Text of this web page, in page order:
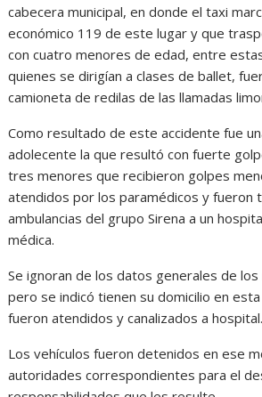
cabecera municipal, en donde el taxi
económico 119 de este lugar y que
con cuatro menores de edad, entre
quienes se dirigían a clases de ballet,
camioneta de redilas de las llamadas
Como resultado de este accidente fue
adolecente la que resultó con fuerte
tres menores que recibieron golpes
atendidos por los paramédicos y fueron
ambulancias del grupo Sirena a un
médica.
Se ignoran de los datos generales de
pero se indicó tienen su domicilio en
fueron atendidos y canalizados a hospital.
Los vehículos fueron detenidos en ese
autoridades correspondientes para el